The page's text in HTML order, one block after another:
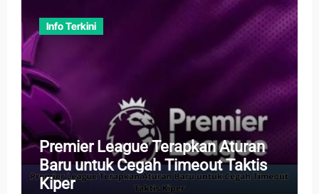
Info Terkini
Premier League Terapkan Aturan
Baru untuk Cegah Timeout Taktis
Kiper